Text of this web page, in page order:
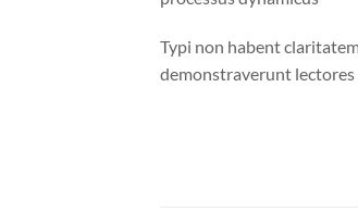
Typi non habent
demonstraverunt lectores